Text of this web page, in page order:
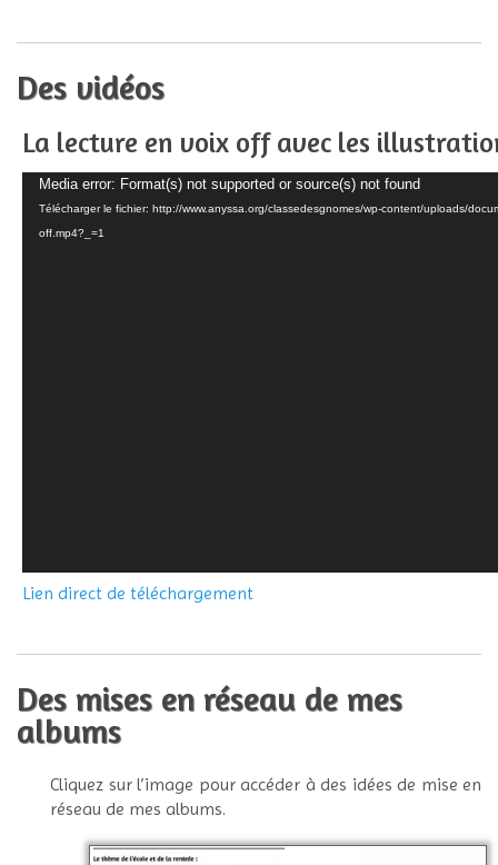
Des vidéos
La lecture en voix off avec les
Lecteur
vidéo
Media error: Format(s) not supported or source(s) not found
Télécharger le fichier: http://www.anyssa.org/classedesgnomes/wp-content/uploads/
off.mp4?_=1
Lien direct de téléchargement
Des mises en réseau de mes
albums
Cliquez sur l’image pour accéder à des idées de mise en
réseau de mes albums.